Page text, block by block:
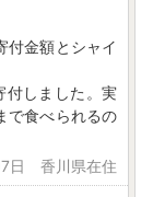
付金額とシャイ
付しました。実
で食べられるの
日 香川県在住